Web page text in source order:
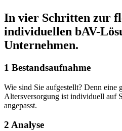
In vier Schritten zur
individuellen bAV-
Unternehmen.
1 Bestandsaufnahme
Wie sind Sie aufgestellt? Denn eine
Altersversorgung ist individuell auf
angepasst.
2 Analyse